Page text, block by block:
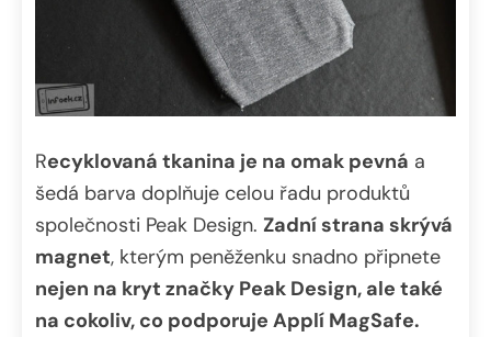
Recyklovaná tkanina je na omak pevná a
šedá barva doplňuje celou řadu produktů
společnosti Peak Design. Zadní strana skrývá
magnet, kterým peněženku snadno připnete
nejen na kryt značky Peak Design, ale také
na cokoliv, co podporuje Applí MagSafe.